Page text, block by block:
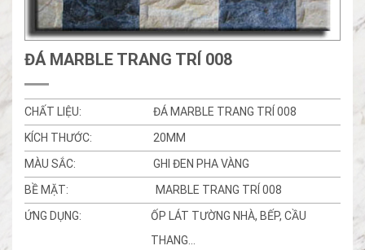
ĐÁ MARBLE TRANG TRÍ 008
CHẤT LIỆU:
ĐÁ MARBLE TRANG TRÍ 008
KÍCH THƯỚC:
20MM
MÀU SẮC:
GHI ĐEN PHA VÀNG
BỀ MẶT:
MARBLE TRANG TRÍ 008
ỨNG DỤNG:
ỐP LÁT TƯỜNG NHÀ, BẾP, CẦU
THANG…